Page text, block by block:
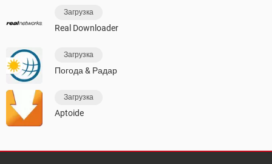
Загрузка
Real Downloader
Загрузка
Погода & Радар
Загрузка
Aptoide